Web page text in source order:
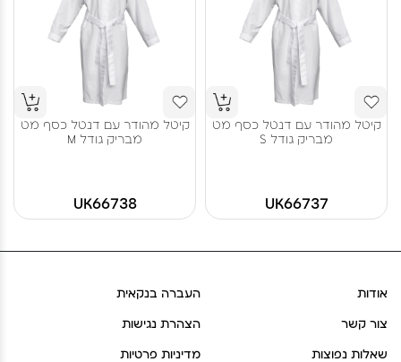
קיטל מהודר עם דנטל כסף מט
מבריק גודל S
UK66737
קיטל מהודר עם דנטל כסף מט
מבריק גודל M
UK66738
אודות
צור קשר
שאלות נפוצות
העברה בנקאית
הצהרת נגישות
מדיניות פרטיות